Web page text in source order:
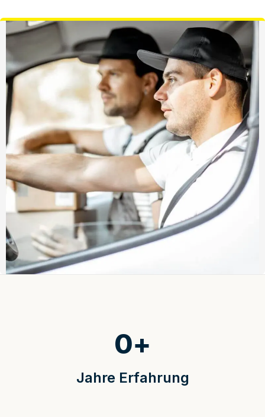
Jahre Erfahrung
0+